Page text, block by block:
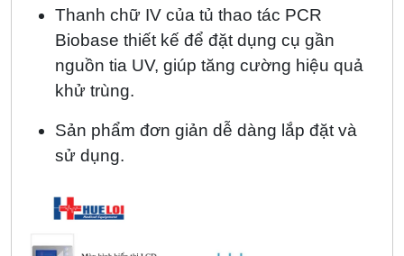
Thanh chữ IV của tủ thao tác PCR
Biobase thiết kế để đặt dụng cụ gần
nguồn tia UV, giúp tăng cường hiệu quả
khử trùng.
Sản phẩm đơn giản dễ dàng lắp đặt và
sử dụng.